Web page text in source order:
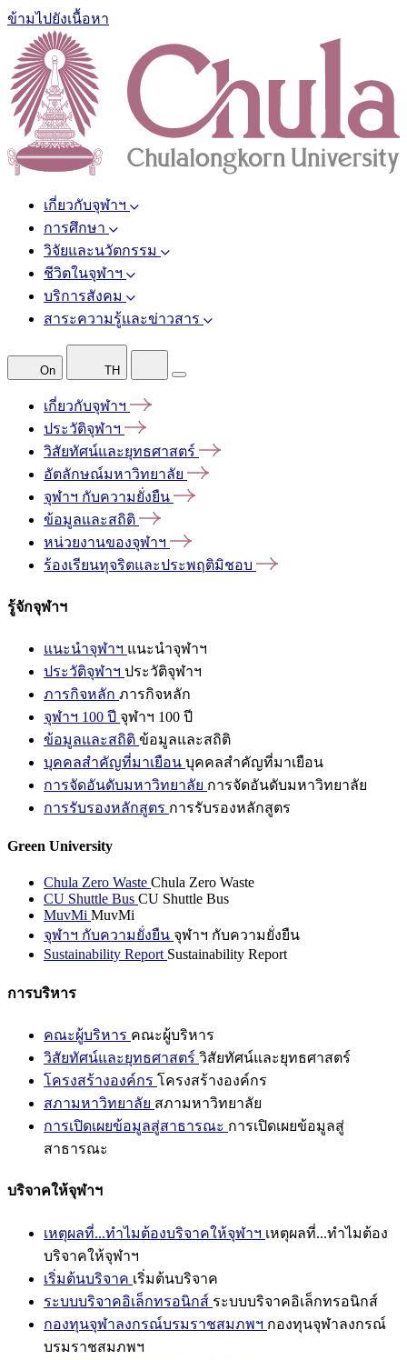
ข้ามไปยังเนื้อหา
เกี่ยวกับจุฬาฯ
การศึกษา
วิจัยและนวัตกรรม
ชีวิตในจุฬาฯ
บริการสังคม
สาระความรู้และข่าวสาร
On TH
เกี่ยวกับจุฬาฯ
ประวัติจุฬาฯ
วิสัยทัศน์และยุทธศาสตร์
อัตลักษณ์มหาวิทยาลัย
จุฬาฯ กับความยั่งยืน
ข้อมูลและสถิติ
หน่วยงานของจุฬาฯ
ร้องเรียนทุจริตและประพฤติมิชอบ
รู้จักจุฬาฯ
แนะนำจุฬาฯ แนะนำจุฬาฯ
ประวัติจุฬาฯ ประวัติจุฬาฯ
ภารกิจหลัก ภารกิจหลัก
จุฬาฯ 100 ปี จุฬาฯ 100 ปี
ข้อมูลและสถิติ ข้อมูลและสถิติ
บุคคลสำคัญที่มาเยือน บุคคลสำคัญที่มาเยือน
การจัดอันดับมหาวิทยาลัย การจัดอันดับมหาวิทยาลัย
การรับรองหลักสูตร การรับรองหลักสูตร
Green University
Chula Zero Waste Chula Zero Waste
CU Shuttle Bus CU Shuttle Bus
MuvMi MuvMi
จุฬาฯ กับความยั่งยืน จุฬาฯ กับความยั่งยืน
Sustainability Report Sustainability Report
การบริหาร
คณะผู้บริหาร คณะผู้บริหาร
วิสัยทัศน์และยุทธศาสตร์ วิสัยทัศน์และยุทธศาสตร์
โครงสร้างองค์กร โครงสร้างองค์กร
สภามหาวิทยาลัย สภามหาวิทยาลัย
การเปิดเผยข้อมูลสู่สาธารณะ การเปิดเผยข้อมูลสู่
สาธารณะ
บริจาคให้จุฬาฯ
เหตุผลที่...ทำไมต้องบริจาคให้จุฬาฯ เหตุผลที่...ทำไมต้อง
บริจาคให้จุฬาฯ
เริ่มต้นบริจาค เริ่มต้นบริจาค
ระบบบริจาคอิเล็กทรอนิกส์ ระบบบริจาคอิเล็กทรอนิกส์
กองทุนจุฬาลงกรณ์บรมราชสมภพฯ กองทุนจุฬาลงกรณ์
บรมราชสมภพฯ